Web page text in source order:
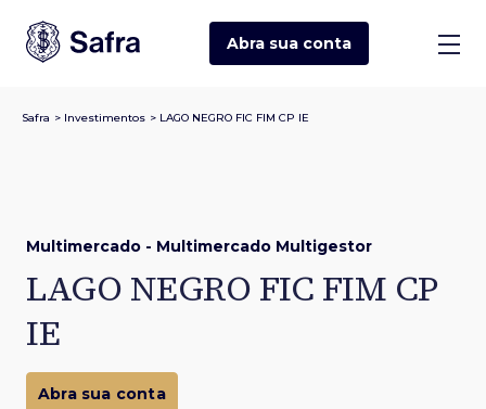
Abra sua conta
Safra > Investimentos > LAGO NEGRO FIC FIM CP IE
Multimercado - Multimercado Multigestor
LAGO NEGRO FIC FIM CP
IE
Abra sua conta